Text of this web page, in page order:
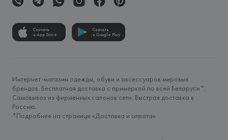
Скачать
в App Store
Скачать
в Google Play
Интернет-магазин одежды, обуви и аксессуаров мировых
брендов. Бесплатная доставка с примеркой по всей Беларуси*.
Самовывоз из фирменных салонов сети. Быстрая доставка в
Россию.
*Подробнее на странице «Доставка и оплата»